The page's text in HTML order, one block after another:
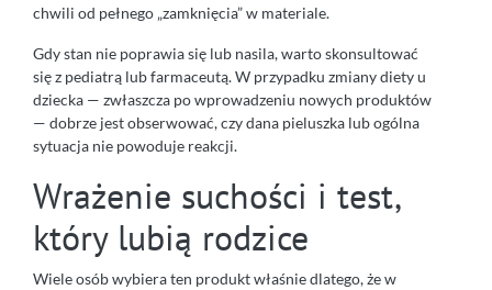
chwili od pełnego „zamknięcia” w materiale.
Gdy stan nie poprawia się lub nasila, warto skonsultować
się z pediatrą lub farmaceutą. W przypadku zmiany diety u
dziecka — zwłaszcza po wprowadzeniu nowych produktów
— dobrze jest obserwować, czy dana pieluszka lub ogólna
sytuacja nie powoduje reakcji.
Wrażenie suchości i test,
który lubią rodzice
Wiele osób wybiera ten produkt właśnie dlatego, że w